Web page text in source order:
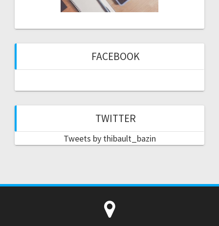
FACEBOOK
TWITTER
Tweets by thibault_bazin